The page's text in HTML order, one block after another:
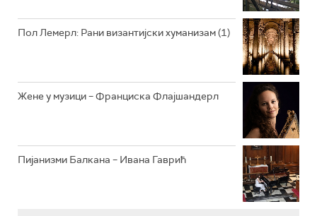
Пол Лемерл: Рани византијски хуманизам (1)
Жене у музици – Франциска Флајшандерл
Пијанизми Балкана – Ивана Гаврић